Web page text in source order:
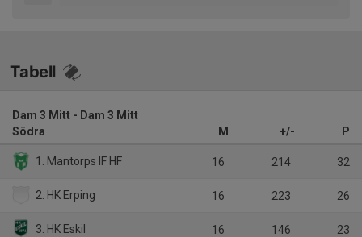
Tabell
Dam 3 Mitt - Dam 3 Mitt
Södra
M +/- P
1. Mantorps IF HF 16 214 32
2. HK Erping 16 223 26
3. HK Eskil 16 146 23